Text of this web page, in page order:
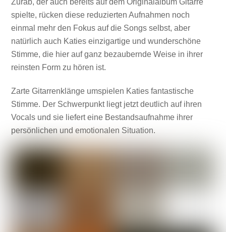
Zurab, der auch bereits auf dem Originalalbum Gitarre
spielte, rücken diese reduzierten Aufnahmen noch
einmal mehr den Fokus auf die Songs selbst, aber
natürlich auch Katies einzigartige und wunderschöne
Stimme, die hier auf ganz bezaubernde Weise in ihrer
reinsten Form zu hören ist.
Zarte Gitarrenklänge umspielen Katies fantastische
Stimme. Der Schwerpunkt liegt jetzt deutlich auf ihren
Vocals und sie liefert eine Bestandsaufnahme ihrer
persönlichen und emotionalen Situation.